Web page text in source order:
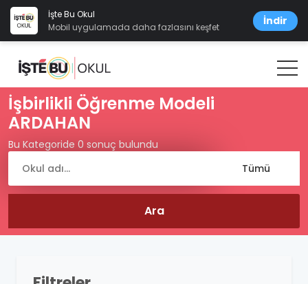
İşte Bu Okul
Mobil uygulamada daha fazlasını keşfet
İndir
İşbirlikli Öğrenme Modeli
ARDAHAN
Bu Kategoride 0 sonuç bulundu